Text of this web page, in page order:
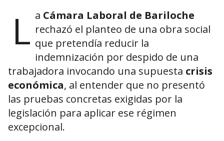
L a Cámara Laboral de Bariloche
rechazó el planteo de una obra social
que pretendía reducir la
indemnización por despido de una
trabajadora invocando una supuesta crisis
económica, al entender que no presentó
las pruebas concretas exigidas por la
legislación para aplicar ese régimen
excepcional.